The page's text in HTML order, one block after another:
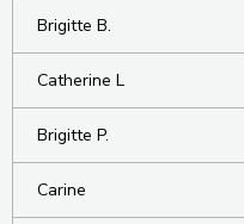
Brigitte B.
Catherine L
Brigitte P.
Carine